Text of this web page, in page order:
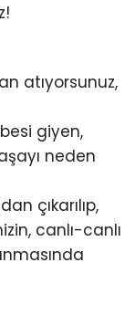
atıyorsunuz,
giyen,
neden
çıkarılıp,
canlı-canlı